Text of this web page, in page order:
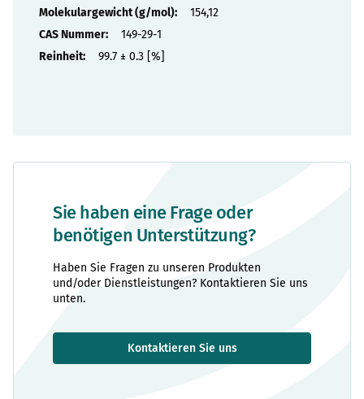
Sie haben eine Frage oder
benötigen Unterstützung?
Haben Sie Fragen zu unseren Produkten
und/oder Dienstleistungen? Kontaktieren Sie uns
unten.
Kontaktieren Sie uns
154,12
149-29-1
99.7 ± 0.3 [%]